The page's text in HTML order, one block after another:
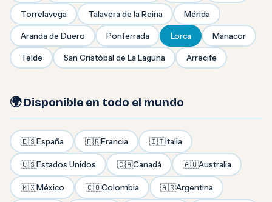
Torrelavega Talavera de la Reina Mérida
Aranda de Duero Ponferrada Lorca Manacor
Telde San Cristóbal de La Laguna Arrecife
🌍 Disponible en todo el mundo
🇪🇸España 🇫🇷Francia 🇮🇹Italia
🇺🇸Estados Unidos 🇨🇦Canadá 🇦🇺Australia
🇲🇽México 🇨🇴Colombia 🇦🇷Argentina